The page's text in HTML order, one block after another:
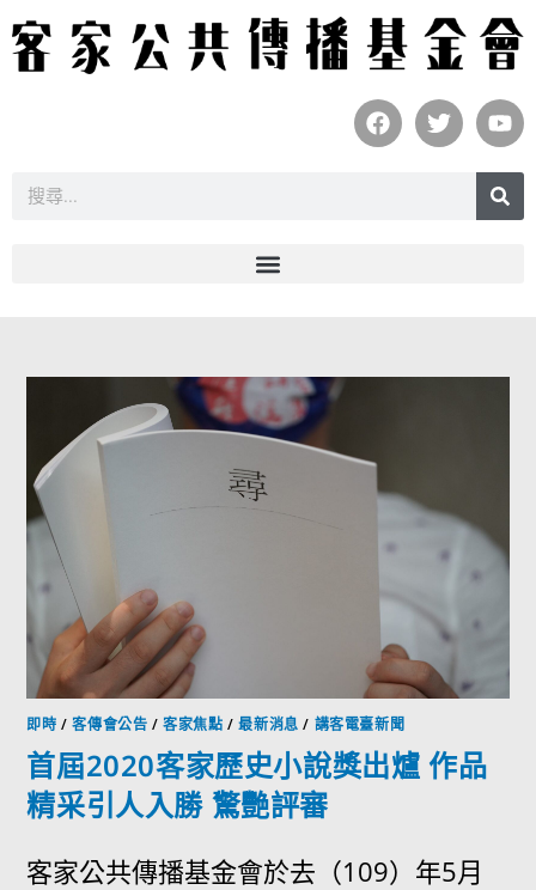
即時 /客傳會公告 /客家焦點 /最新消息 / 講客電臺新聞
首屆2020客家歷史小說獎出爐 作品
精采引人入勝 驚艷評審
客家公共傳播基金會於去（109）年5月